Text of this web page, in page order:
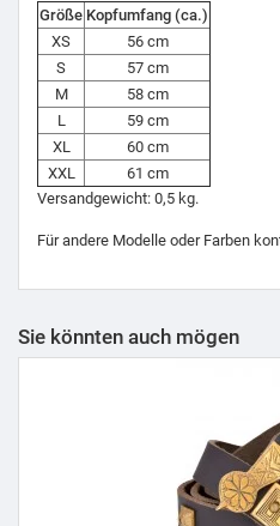
Größe Kopfumfang (ca.)
XS
56 cm
S
57 cm
M
58 cm
L
59 cm
XL
60 cm
XXL
61 cm
Versandgewicht: 0,5 kg.
Für andere Modelle oder Farben
Sie könnten auch mögen